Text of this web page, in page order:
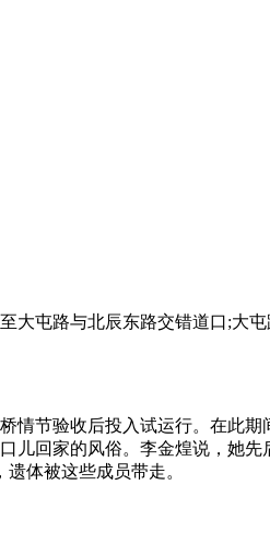
大屯路与北辰东路交错道口;大
情节验收后投入试运行。在此
回家的风俗。李金煌说，她
体被这些成员带走。